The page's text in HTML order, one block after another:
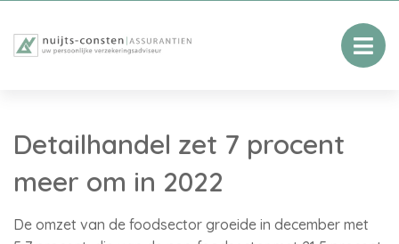
Detailhandel zet 7 procent
meer om in 2022
De omzet van de foodsector groeide in december met